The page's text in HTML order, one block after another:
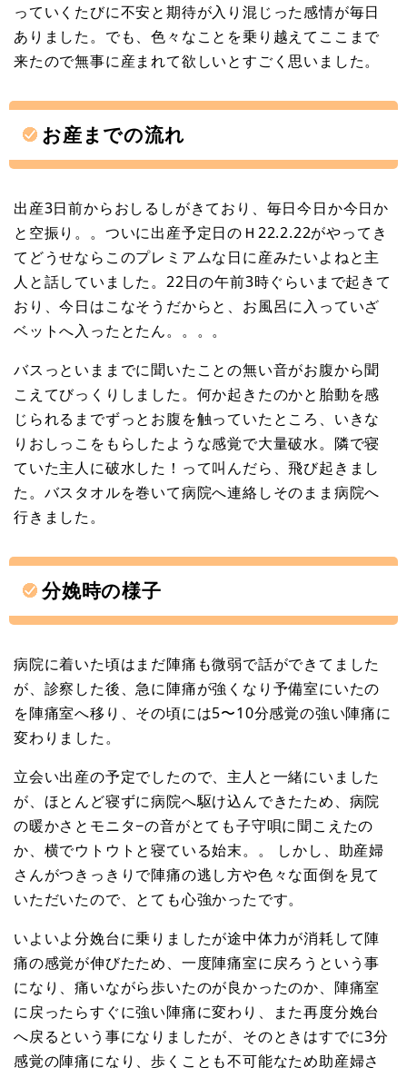
っていくたびに不安と期待が入り混じった感情が毎日
ありました。でも、色々なことを乗り越えてここまで
来たので無事に産まれて欲しいとすごく思いました。
お産までの流れ
出産3日前からおしるしがきており、毎日今日か今日か
と空振り。。ついに出産予定日のＨ22.2.22がやってき
てどうせならこのプレミアムな日に産みたいよねと主
人と話していました。22日の午前3時ぐらいまで起きて
おり、今日はこなそうだからと、お風呂に入っていざ
ベットへ入ったとたん。。。。
バスっといままでに聞いたことの無い音がお腹から聞
こえてびっくりしました。何か起きたのかと胎動を感
じられるまでずっとお腹を触っていたところ、いきな
りおしっこをもらしたような感覚で大量破水。隣で寝
ていた主人に破水した！って叫んだら、飛び起きまし
た。バスタオルを巻いて病院へ連絡しそのまま病院へ
行きました。
分娩時の様子
病院に着いた頃はまだ陣痛も微弱で話ができてました
が、診察した後、急に陣痛が強くなり予備室にいたの
を陣痛室へ移り、その頃には5〜10分感覚の強い陣痛に
変わりました。
立会い出産の予定でしたので、主人と一緒にいました
が、ほとんど寝ずに病院へ駆け込んできたため、病院
の暖かさとモニタ−の音がとても子守唄に聞こえたの
か、横でウトウトと寝ている始末。。 しかし、助産婦
さんがつきっきりで陣痛の逃し方や色々な面倒を見て
いただいたので、とても心強かったです。
いよいよ分娩台に乗りましたが途中体力が消耗して陣
痛の感覚が伸びたため、一度陣痛室に戻ろうという事
になり、痛いながら歩いたのが良かったのか、陣痛室
に戻ったらすぐに強い陣痛に変わり、また再度分娩台
へ戻るという事になりましたが、そのときはすでに3分
感覚の陣痛になり、歩くことも不可能なため助産婦さ